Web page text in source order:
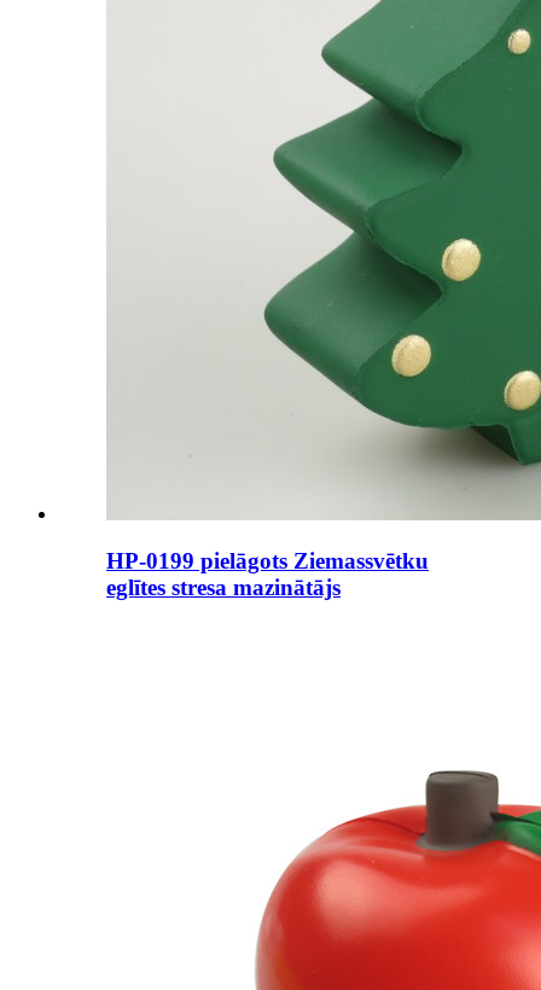
HP-0199 pielāgots Ziemassvētku
eglītes stresa mazinātājs